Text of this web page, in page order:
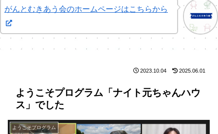
がんとむきあう会のホームページはこちらから
ようこそプログラム「ナイト元ちゃんハウ
ス」でした
ようこそプログラム
2023.10.04 2025.06.01